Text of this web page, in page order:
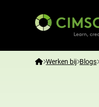
HomeWerken bij Blogs